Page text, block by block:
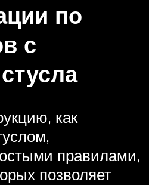
по
с
как
правилами,
позволяет